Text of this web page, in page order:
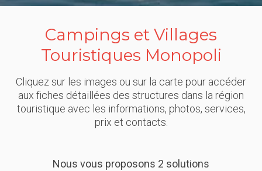
Campings et Villages
Touristiques Monopoli
Cliquez sur les images ou sur la carte pour accéder
aux fiches détaillées des structures dans la région
touristique avec les informations, photos, services,
prix et contacts.
Nous vous proposons 2 solutions